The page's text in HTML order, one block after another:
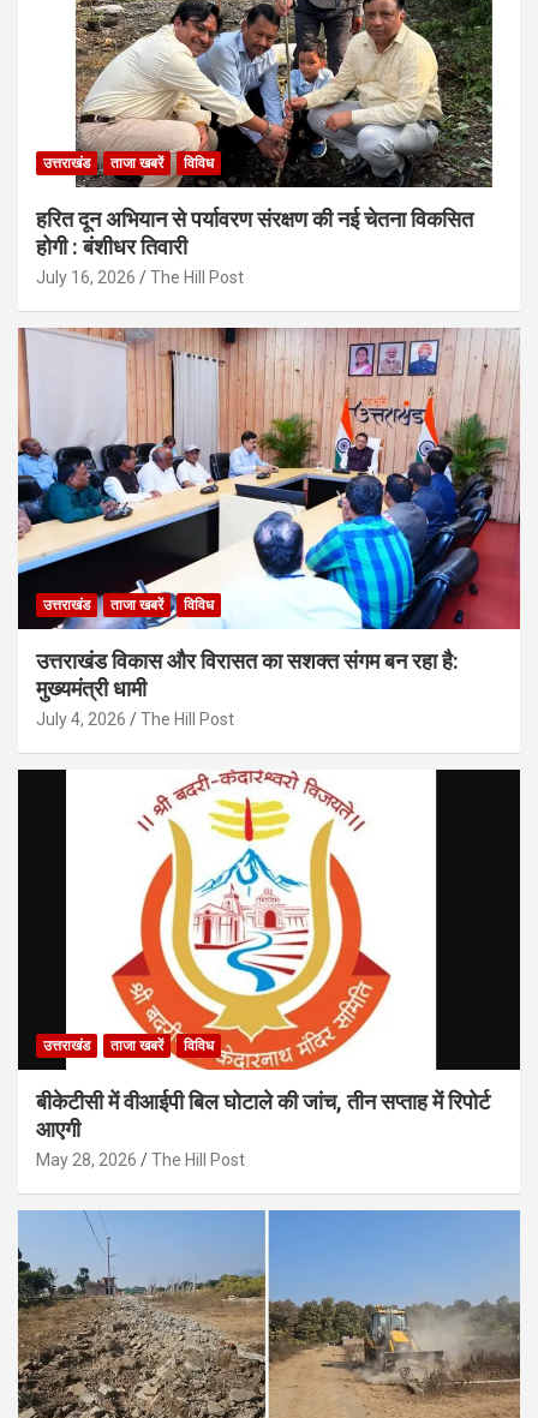
उत्तराखंड ताजा खबरें विविध
हरित दून अभियान से पर्यावरण संरक्षण की नई चेतना विकसित
होगी : बंशीधर तिवारी
July 16, 2026 The Hill Post
उत्तराखंड ताजा खबरें विविध
उत्तराखंड विकास और विरासत का सशक्त संगम बन रहा है:
मुख्यमंत्री धामी
July 4, 2026 The Hill Post
उत्तराखंड ताजा खबरें विविध
बीकेटीसी में वीआईपी बिल घोटाले की जांच, तीन सप्ताह में रिपोर्ट
आएगी
May 28, 2026 The Hill Post